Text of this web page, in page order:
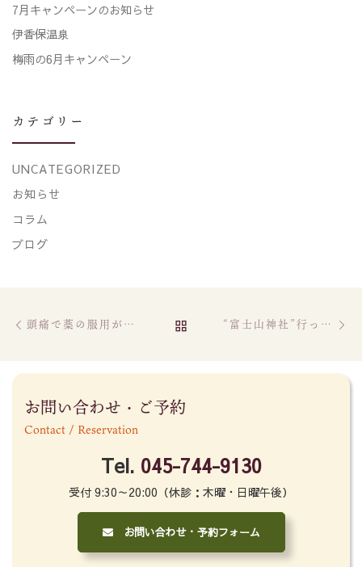
7月キャンペーンのお知らせ
伊香保温泉
梅雨の6月キャンペーン
カテゴリー
UNCATEGORIZED
お知らせ
コラム
ブログ
頭痛で薬の服用が増え悩んでいるあなた BACK TO POST LIST
“富士山神社”行ってきました
お問い合わせ・ご予約
Contact / Reservation
Tel. 045-744-9130
受付 9:30～20:00（休診：木曜・日曜午後）
お問い合わせ・予約フォーム